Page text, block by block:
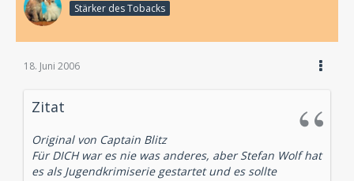
Stärker des Tobacks
18. Juni 2006
Zitat
Original von Captain Blitz
Für DICH war es nie was anderes, aber Stefan Wolf hat
es als Jugendkrimiserie gestartet und es sollte